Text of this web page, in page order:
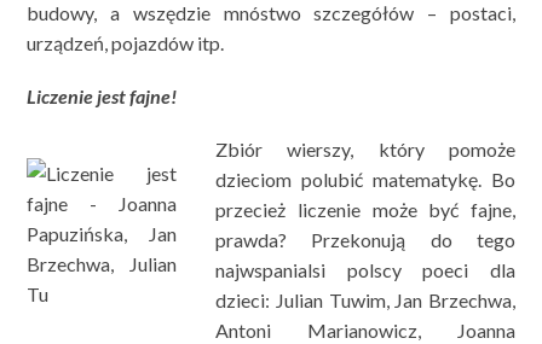
budowy, a wszędzie mnóstwo szczegółów – postaci,
urządzeń, pojazdów itp.
Liczenie jest fajne!
Zbiór wierszy, który pomoże
dzieciom polubić matematykę. Bo
przecież liczenie może być fajne,
prawda? Przekonują do tego
najwspanialsi polscy poeci dla
dzieci: Julian Tuwim, Jan Brzechwa,
Antoni Marianowicz, Joanna